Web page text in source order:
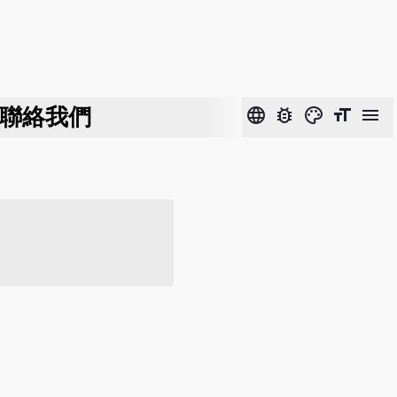
絡我們 language bug_report color_lens format_size menu